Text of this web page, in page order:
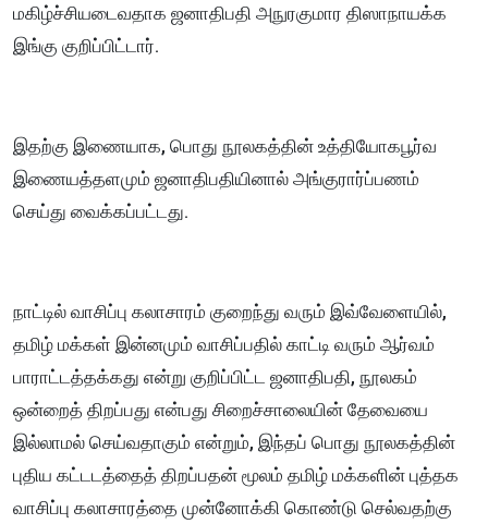
மகிழ்ச்சியடைவதாக ஜனாதிபதி அநுரகுமார திஸாநாயக்க
இங்கு குறிப்பிட்டார்.
இதற்கு இணையாக, பொது நூலகத்தின் உத்தியோகபூர்வ
இணையத்தளமும் ஜனாதிபதியினால் அங்குரார்ப்பணம்
செய்து வைக்கப்பட்டது.
நாட்டில் வாசிப்பு கலாசாரம் குறைந்து வரும் இவ்வேளையில்,
தமிழ் மக்கள் இன்னமும் வாசிப்பதில் காட்டி வரும் ஆர்வம்
பாராட்டத்தக்கது என்று குறிப்பிட்ட ஜனாதிபதி, நூலகம்
ஒன்றைத் திறப்பது என்பது சிறைச்சாலையின் தேவையை
இல்லாமல் செய்வதாகும் என்றும், இந்தப் பொது நூலகத்தின்
புதிய கட்டடத்தைத் திறப்பதன் மூலம் தமிழ் மக்களின் புத்தக
வாசிப்பு கலாசாரத்தை முன்னோக்கி கொண்டு செல்வதற்கு